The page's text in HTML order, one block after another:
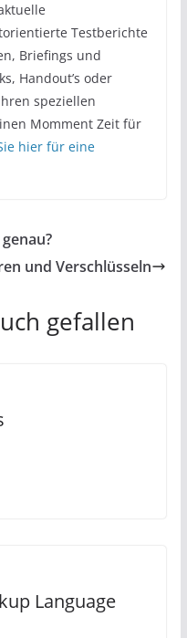
Testberichte
Briefings und
Handout’s oder
speziellen
Momment Zeit für
hier für eine
und Verschlüsseln
gefallen
Language